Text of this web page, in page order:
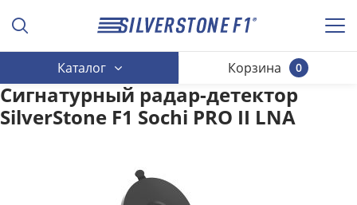
Каталог 0
Корзина
Сигнатурный радар-детектор
SilverStone F1 Sochi PRO II LNA